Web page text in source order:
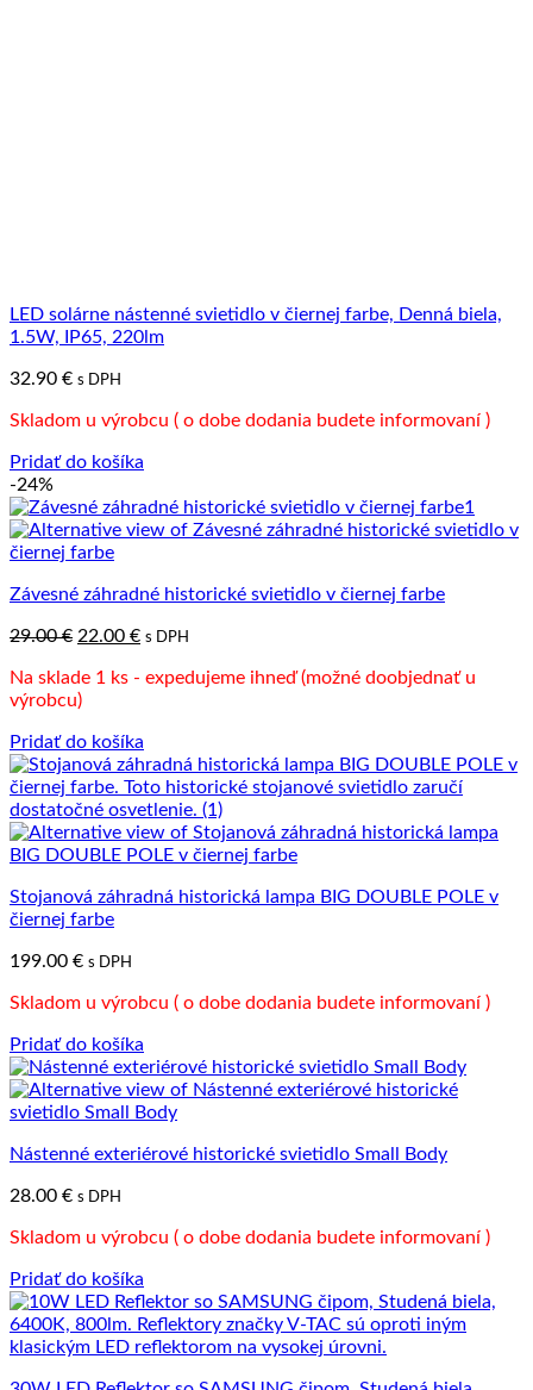
LED solárne nástenné svietidlo v čiernej farbe, Denná biela,
1.5W, IP65, 220lm
32.90 € s DPH
Skladom u výrobcu ( o dobe dodania budete informovaní )
Pridať do košíka
-24%
Závesné záhradné historické svietidlo v čiernej farbe
29.00€ Pôvodná
bola:
29.00 €.
22.00 €Aktuálna
je:
s DPH
Na sklade 1 ks - expedujeme ihneď (možné doobjednať u
výrobcu)
Pridať do košíka
Stojanová záhradná historická lampa BIG DOUBLE POLE v
čiernej farbe
199.00 € s DPH
Skladom u výrobcu ( o dobe dodania budete informovaní )
Pridať do košíka
Nástenné exteriérové historické svietidlo Small Body
28.00 € s DPH
Skladom u výrobcu ( o dobe dodania budete informovaní )
Pridať do košíka